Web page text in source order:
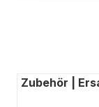
Zubehör |